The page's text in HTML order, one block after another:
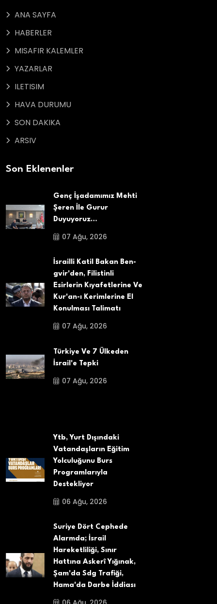
ANA SAYFA
HABERLER
MISAFIR KALEMLER
YAZARLAR
ILETISIM
HAVA DURUMU
SON DAKIKA
ARSIV
Son Eklenenler
Genç İşadamımız Mehti
Şeren İle Gurur
Duyuyoruz…
07 Ağu, 2026
İsrailli Katil Bakan Ben-
gvir'den, Filistinli
Esirlerin Kıyafetlerine Ve
Kur'an-ı Kerimlerine El
Konulması Talimatı
07 Ağu, 2026
Türkiye Ve 7 Ülkeden
İsrail'e Tepki
07 Ağu, 2026
Ytb, Yurt Dışındaki
Vatandaşların Eğitim
Yolculuğunu Burs
Programlarıyla
Destekliyor
06 Ağu, 2026
Suriye Dört Cephede
Alarmda; İsrail
Hareketliliği, Sınır
Hattına Askerî Yığınak,
Şam'da Sdg Trafiği,
Hama'da Darbe İddiası